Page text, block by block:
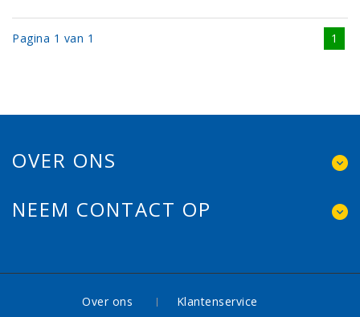
Pagina 1 van 1 1
OVER ONS
NEEM CONTACT OP
Over ons
Klantenservice